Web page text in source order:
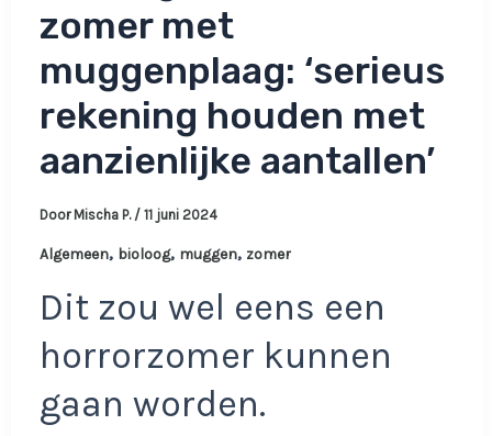
zomer met
muggenplaag: ‘serieus
rekening houden met
aanzienlijke aantallen’
Door Mischa P. / 11 juni 2024
Algemeen, bioloog, muggen, zomer
Dit zou wel eens een
horrorzomer kunnen
gaan worden.